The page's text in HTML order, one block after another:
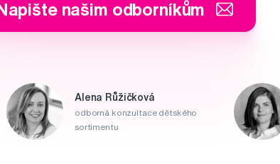
našim odborníkům
Alena Růžičková
odborná konzultace dětského
sortimentu